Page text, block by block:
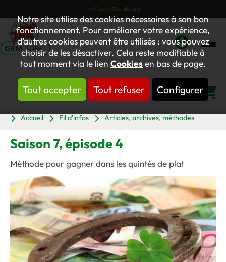
Notre site utilise des cookies nécessaires à son bon
fonctionnement. Pour améliorer votre expérience,
d’autres cookies peuvent être utilisés : vous pouvez
choisir de les désactiver. Cela reste modifiable à
tout moment via le lien Cookiesen bas de page.
Tout accepter Tout refuser Configurer
Les Coups Sûrs du jour
Mon
compte
Accueil
Fil d'infos Articles, archives, méthodes
Saison 7, épisode 4
Méthode pour gagner dans les quintés de plat